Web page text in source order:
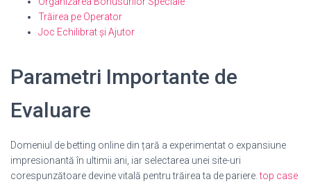
Trăirea pe Operator
Joc Echilibrat și Ajutor
Parametri Importante de
Evaluare
Domeniul de betting online din țară a experimentat o expansiune
impresionantă în ultimii ani, iar selectarea unei site-uri
corespunzătoare devine vitală pentru trăirea ta de pariere.top case